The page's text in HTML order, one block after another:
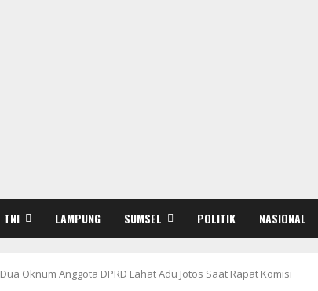
TNI LAMPUNG SUMSEL POLITIK NASIONAL
Dua Oknum Anggota DPRD Lahat Adu Jotos Saat Rapat Komisi